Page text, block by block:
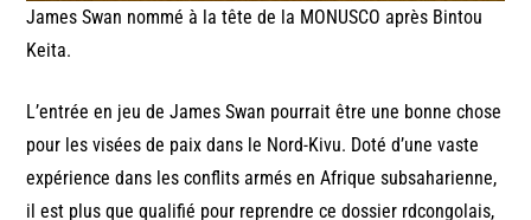
James Swan nommé à la tête de la MONUSCO après Bintou
Keita.
L’entrée en jeu de James Swan pourrait être une bonne chose
pour les visées de paix dans le Nord-Kivu. Doté d’une vaste
expérience dans les conflits armés en Afrique subsaharienne,
il est plus que qualifié pour reprendre ce dossier rdcongolais,